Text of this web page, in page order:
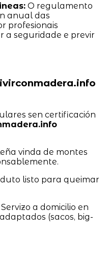
O regulamento
anual das
profesionais
a seguridade e previr
sen certificación
vinda de montes
listo para queimar
a domicilio en
(sacos, big-